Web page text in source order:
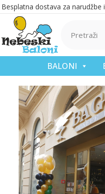
Besplatna dostava za
BALONI